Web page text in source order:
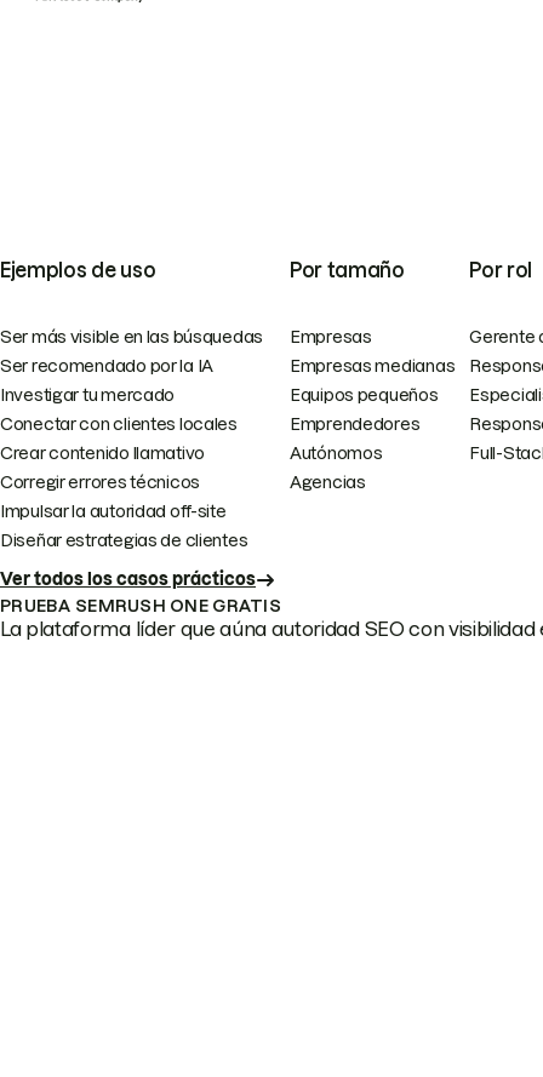
Ejemplos de uso
Ser más visible en las búsquedas
Ser recomendado por la IA
Investigar tu mercado
Conectar con clientes locales
Crear contenido llamativo
Corregir errores técnicos
Impulsar la autoridad off-site
Diseñar estrategias de clientes
Ver todos los casos prácticos
Por tamaño
Empresas
Empresas medianas
Equipos pequeños
Emprendedores
Autónomos
Agencias
Por rol
Gerente
Full-
PRUEBA SEMRUSH ONE GRATIS
La plataforma líder que aúna autoridad SEO con visibilidad